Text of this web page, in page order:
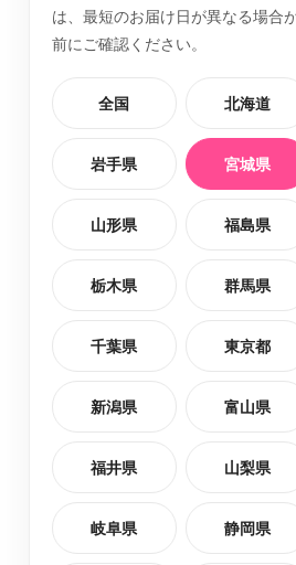
大崎市
柴田郡川崎町
仙台市青葉区
亘理郡山元町
加美郡色麻町
は、最短のお届け日が異なる場合
前にご確認ください。
全国 北海道
岩手県 宮城県
山形県 福島県
栃木県 群馬県
千葉県 東京都
新潟県 富山県
福井県 山梨県
岐阜県 静岡県